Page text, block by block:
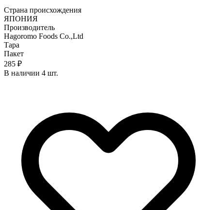
Страна происхождения
ЯПОНИЯ
Производитель
Hagoromo Foods Co.,Ltd
Тара
Пакет
285 ₽
В наличии 4 шт.